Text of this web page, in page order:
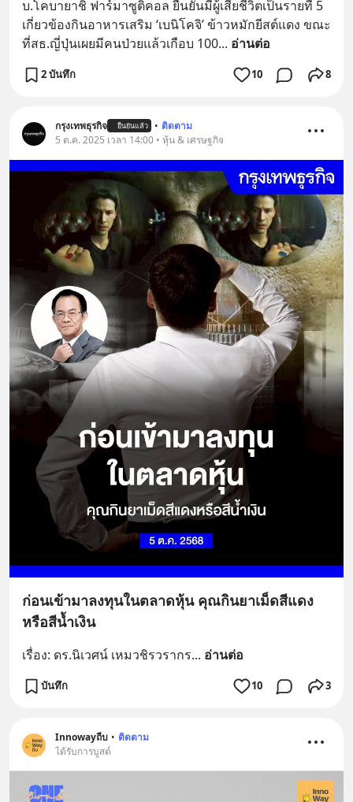
บ.โคบายาชิ ฟาร์มาซูติคอล ยืนยันมีผู้เสียชีวิตเป็นรายที่ 5
เกี่ยวข้องกินอาหารเสริม ‘เบนิโคจิ’ ข้าวหมักยีสต์แดง ขณะ
ที่สธ.ญี่ปุ่นเผยมีคนป่วยแล้วเกือบ 100... อ่านต่อ
2 บันทึก 10 8
กรุงเทพธุรกิจ ยืนยันแล้ว • ติดตาม
5 ต.ค. 2025 เวลา 14:00 • หุ้น & เศรษฐกิจ
ก่อนเข้ามาลงทุนในตลาดหุ้น คุณกินยาเม็ดสีแดง
หรือสีน้ำเงิน
เรื่อง: ดร.นิเวศน์ เหมวชิรวรากร... อ่านต่อ
บันทึก 10 3
Innowayถีบ • ติดตาม
ได้รับการบูสต์